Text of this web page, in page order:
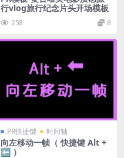
行vlog旅行纪念片头开场模板
258 8
PR快捷键 时间轴
向左移动一帧（ 快捷键 Alt +
⬅ ）